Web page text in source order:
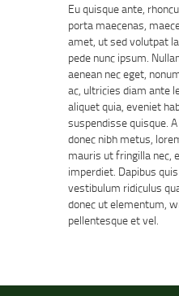
Eu quisque ante,
porta maecenas,
amet, ut sed volutpat
pede nunc ipsum.
aenean nec eget,
ac, ultricies diam ante
aliquet quia, eveniet
suspendisse quisque.
donec nibh metus,
mauris ut fringilla nec,
imperdiet. Dapibus
vestibulum ridiculus
donec ut elementum,
pellentesque et vel.